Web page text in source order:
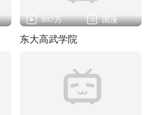
907万 国漫
东大高武学院